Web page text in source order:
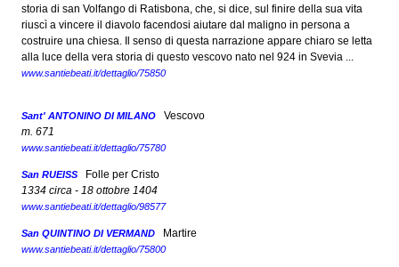
storia di san Volfango di Ratisbona, che, si dice, sul finire della sua vita
riuscì a vincere il diavolo facendosi aiutare dal maligno in persona a
costruire una chiesa. Il senso di questa narrazione appare chiaro se letta
alla luce della vera storia di questo vescovo nato nel 924 in Svevia ...
www.santiebeati.it/dettaglio/75850
Sant' ANTONINO DI MILANO Vescovo
m. 671
www.santiebeati.it/dettaglio/75780
San RUEISS Folle per Cristo
1334 circa - 18 ottobre 1404
www.santiebeati.it/dettaglio/98577
San QUINTINO DI VERMAND Martire
www.santiebeati.it/dettaglio/75800